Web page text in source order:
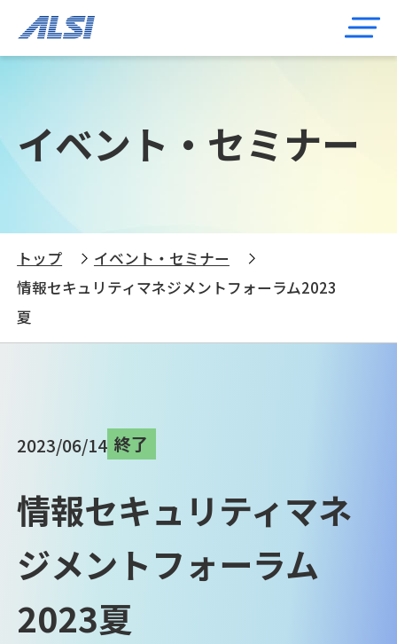
イベント・セミナー
トップ
イベント・セミナー
情報セキュリティマネジメントフォーラム2023
夏
2023/06/14 終了
情報セキュリティマネ
ジメントフォーラム
2023夏